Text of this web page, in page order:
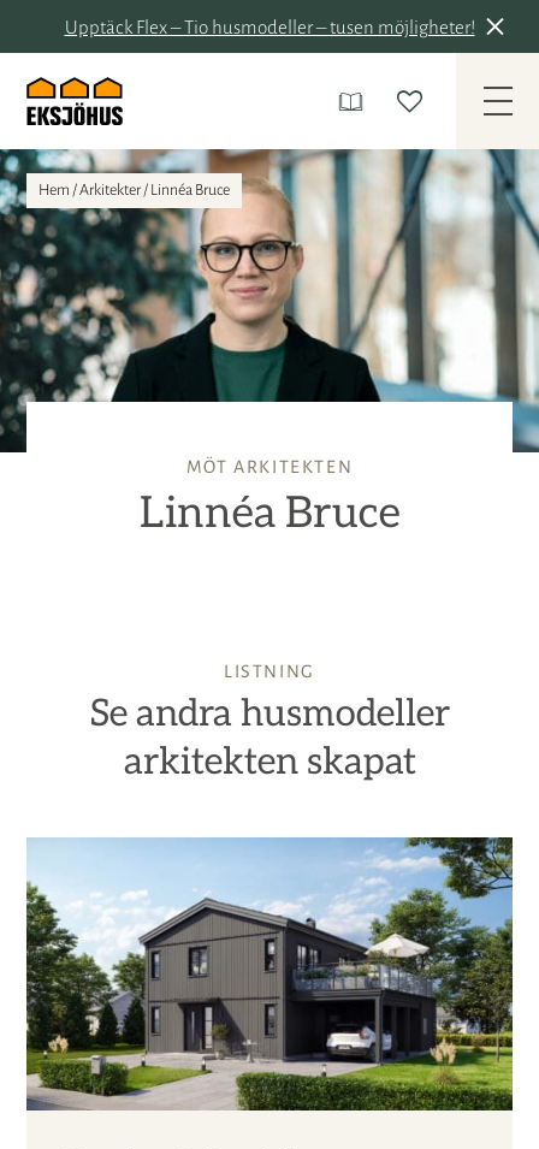
Upptäck Flex – Tio husmodeller – tusen möjligheter!
Hem /Arkitekter/ Linnéa Bruce
MÖT ARKITEKTEN
Linnéa Bruce
LISTNING
Se andra husmodeller
arkitekten skapat